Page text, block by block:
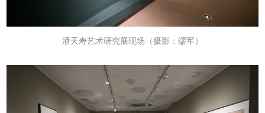
潘天寿艺术研究展现场 （摄影：缪军）